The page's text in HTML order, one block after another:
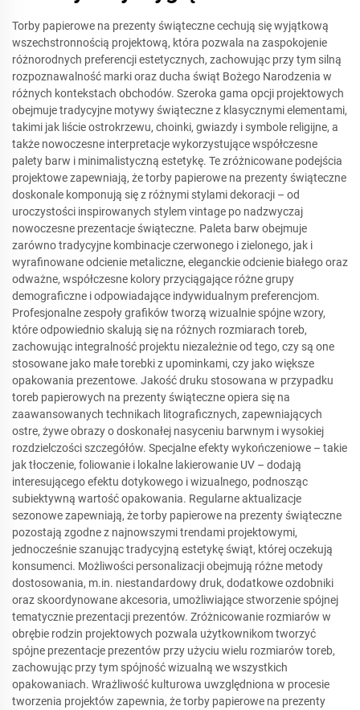
Torby papierowe na prezenty świąteczne cechują się wyjątkową
wszechstronnością projektową, która pozwala na zaspokojenie
różnorodnych preferencji estetycznych, zachowując przy tym silną
rozpoznawalność marki oraz ducha świąt Bożego Narodzenia w
różnych kontekstach obchodów. Szeroka gama opcji projektowych
obejmuje tradycyjne motywy świąteczne z klasycznymi elementami,
takimi jak liście ostrokrzewu, choinki, gwiazdy i symbole religijne, a
także nowoczesne interpretacje wykorzystujące współczesne
palety barw i minimalistyczną estetykę. Te zróżnicowane podejścia
projektowe zapewniają, że torby papierowe na prezenty świąteczne
doskonale komponują się z różnymi stylami dekoracji – od
uroczystości inspirowanych stylem vintage po nadzwyczaj
nowoczesne prezentacje świąteczne. Paleta barw obejmuje
zarówno tradycyjne kombinacje czerwonego i zielonego, jak i
wyrafinowane odcienie metaliczne, eleganckie odcienie białego oraz
odważne, współczesne kolory przyciągające różne grupy
demograficzne i odpowiadające indywidualnym preferencjom.
Profesjonalne zespoły grafików tworzą wizualnie spójne wzory,
które odpowiednio skalują się na różnych rozmiarach toreb,
zachowując integralność projektu niezależnie od tego, czy są one
stosowane jako małe torebki z upominkami, czy jako większe
opakowania prezentowe. Jakość druku stosowana w przypadku
toreb papierowych na prezenty świąteczne opiera się na
zaawansowanych technikach litograficznych, zapewniających
ostre, żywe obrazy o doskonałej nasyceniu barwnym i wysokiej
rozdzielczości szczegółów. Specjalne efekty wykończeniowe – takie
jak tłoczenie, foliowanie i lokalne lakierowanie UV – dodają
interesującego efektu dotykowego i wizualnego, podnosząc
subiektywną wartość opakowania. Regularne aktualizacje
sezonowe zapewniają, że torby papierowe na prezenty świąteczne
pozostają zgodne z najnowszymi trendami projektowymi,
jednocześnie szanując tradycyjną estetykę świąt, której oczekują
konsumenci. Możliwości personalizacji obejmują różne metody
dostosowania, m.in. niestandardowy druk, dodatkowe ozdobniki
oraz skoordynowane akcesoria, umożliwiające stworzenie spójnej
tematycznie prezentacji prezentów. Zróżnicowanie rozmiarów w
obrębie rodzin projektowych pozwala użytkownikom tworzyć
spójne prezentacje prezentów przy użyciu wielu rozmiarów toreb,
zachowując przy tym spójność wizualną we wszystkich
opakowaniach. Wrażliwość kulturowa uwzględniona w procesie
tworzenia projektów zapewnia, że torby papierowe na prezenty